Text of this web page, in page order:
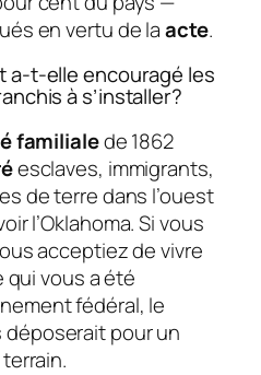
en vertu de laacte.
a-t-elle encouragé les
à s’installer?
familialede 1862
esclaves, immigrants,
de terre dans l’ouest
l’Oklahoma. Si vous
acceptiez de vivre
qui vous a été
fédéral, le
pour un